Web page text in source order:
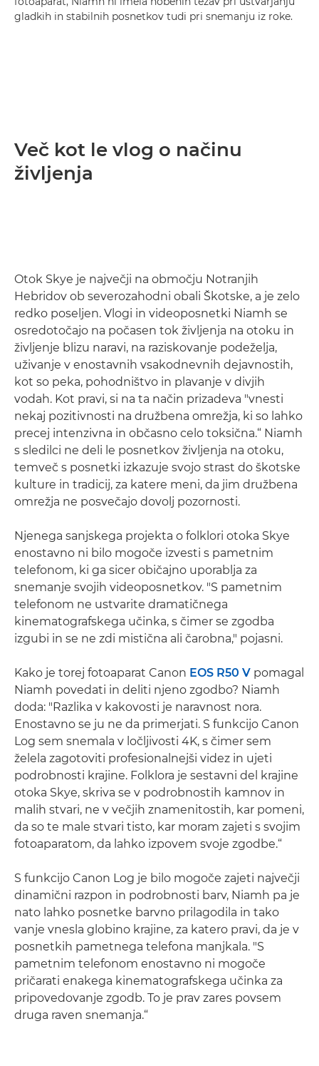
gladkih in stabilnih posnetkov tudi pri snemanju iz roke.
Več kot le vlog o načinu
življenja
Otok Skye je največji na območju Notranjih
Hebridov ob severozahodni obali Škotske, a je zelo
redko poseljen. Vlogi in videoposnetki Niamh se
osredotočajo na počasen tok življenja na otoku in
življenje blizu naravi, na raziskovanje podeželja,
uživanje v enostavnih vsakodnevnih dejavnostih,
kot so peka, pohodništvo in plavanje v divjih
vodah. Kot pravi, si na ta način prizadeva "vnesti
nekaj pozitivnosti na družbena omrežja, ki so lahko
precej intenzivna in občasno celo toksična.“ Niamh
s sledilci ne deli le posnetkov življenja na otoku,
temveč s posnetki izkazuje svojo strast do škotske
kulture in tradicij, za katere meni, da jim družbena
omrežja ne posvečajo dovolj pozornosti.
Njenega sanjskega projekta o folklori otoka Skye
enostavno ni bilo mogoče izvesti s pametnim
telefonom, ki ga sicer običajno uporablja za
snemanje svojih videoposnetkov. "S pametnim
telefonom ne ustvarite dramatičnega
kinematografskega učinka, s čimer se zgodba
izgubi in se ne zdi mistična ali čarobna," pojasni.
Kako je torej fotoaparat Canon EOS R50 V pomagal
Niamh povedati in deliti njeno zgodbo? Niamh
doda: "Razlika v kakovosti je naravnost nora.
Enostavno se ju ne da primerjati. S funkcijo Canon
Log sem snemala v ločljivosti 4K, s čimer sem
želela zagotoviti profesionalnejši videz in ujeti
podrobnosti krajine. Folklora je sestavni del krajine
otoka Skye, skriva se v podrobnostih kamnov in
malih stvari, ne v večjih znamenitostih, kar pomeni,
da so te male stvari tisto, kar moram zajeti s svojim
fotoaparatom, da lahko izpovem svoje zgodbe.“
S funkcijo Canon Log je bilo mogoče zajeti največji
dinamični razpon in podrobnosti barv, Niamh pa je
nato lahko posnetke barvno prilagodila in tako
vanje vnesla globino krajine, za katero pravi, da je v
posnetkih pametnega telefona manjkala. "S
pametnim telefonom enostavno ni mogoče
pričarati enakega kinematografskega učinka za
pripovedovanje zgodb. To je prav zares povsem
druga raven snemanja.“